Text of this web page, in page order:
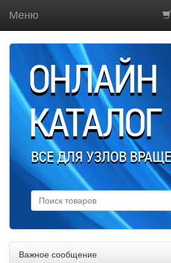
Меню
ОНЛАЙН
КАТАЛОГ
ВСЕ ДЛЯ УЗЛОВ
Важное сообщение